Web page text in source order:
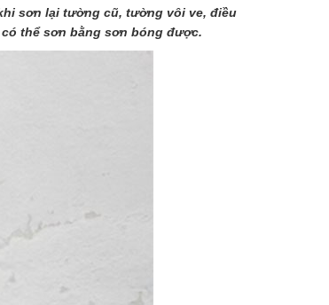
sơn lại tường cũ, tường vôi ve, điều
thể sơn bằng sơn bóng được.